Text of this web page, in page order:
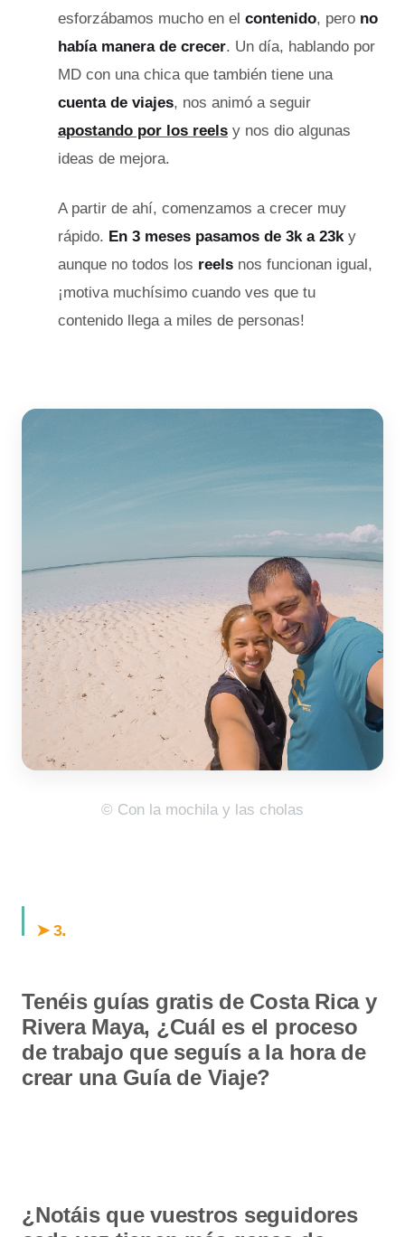
esforzábamos mucho en el contenido, pero no
había manera de crecer. Un día, hablando por
MD con una chica que también tiene una
cuenta de viajes, nos animó a seguir
apostando por los reels y nos dio algunas
ideas de mejora.
A partir de ahí, comenzamos a crecer muy
rápido. En 3 meses pasamos de 3k a 23k y
aunque no todos los reels nos funcionan igual,
¡motiva muchísimo cuando ves que tu
contenido llega a miles de personas!
© Con la mochila y las cholas
➤ 3.
Tenéis guías gratis de Costa Rica y
Rivera Maya, ¿Cuál es el proceso
de trabajo que seguís a la hora de
crear una Guía de Viaje?
¿Notáis que vuestros seguidores